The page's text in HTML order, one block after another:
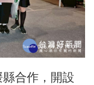
合作，開設